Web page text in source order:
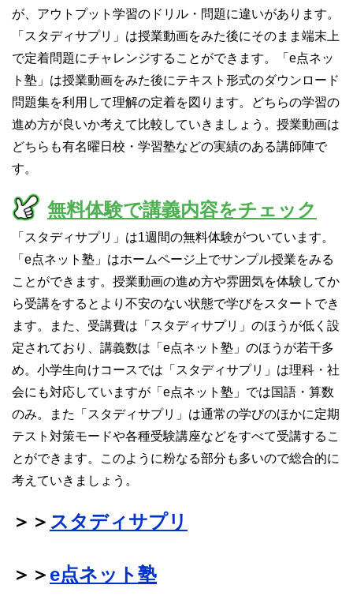
が、アウトプット学習のドリル・問題に違いがあります。
「スタディサプリ」は授業動画をみた後にそのまま端末上
で定着問題にチャレンジすることができます。「e点ネッ
ト塾」は授業動画をみた後にテキスト形式のダウンロード
問題集を利用して理解の定着を図ります。どちらの学習の
進め方が良いか考えて比較していきましょう。授業動画は
どちらも有名曜日校・学習塾などの実績のある講師陣で
す。
無料体験で講義内容をチェック
「スタディサプリ」は1週間の無料体験がついています。
「e点ネット塾」はホームページ上でサンプル授業をみる
ことができます。授業動画の進め方や雰囲気を体験してか
ら受講をするとより不安のない状態で学びをスタートでき
ます。また、受講費は「スタディサプリ」のほうが低く設
定されており、講義数は「e点ネット塾」のほうが若干多
め。小学生向けコースでは「スタディサプリ」は理科・社
会にも対応していますが「e点ネット塾」では国語・算数
のみ。また「スタディサプリ」は通常の学びのほかに定期
テスト対策モードや各種受験講座などをすべて受講するこ
とができます。このように粉なる部分も多いので総合的に
考えていきましょう。
＞＞ スタディサプリ
＞＞ e点ネット塾